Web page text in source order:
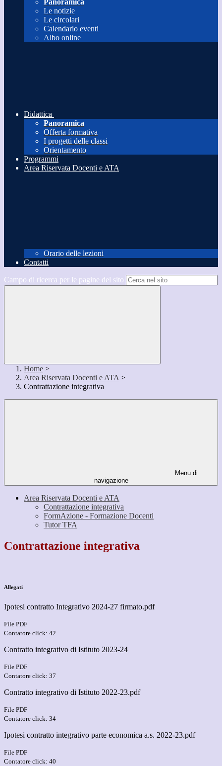
Panoramica
Le notizie
Le circolari
Calendario eventi
Albo online
Didattica
Panoramica
Offerta formativa
I progetti delle classi
Orientamento
Programmi
Area Riservata Docenti e ATA
Orario delle lezioni
Contatti
Campo di ricerca per le pagine del sito
Home >
Area Riservata Docenti e ATA >
Contrattazione integrativa
Menu di
navigazione
Area Riservata Docenti e ATA
Contrattazione integrativa
FormAzione - Formazione Docenti
Tutor TFA
Contrattazione integrativa
Allegati
Ipotesi contratto Integrativo 2024-27 firmato.pdf
File PDF
Contatore click: 42
Contratto integrativo di Istituto 2023-24
File PDF
Contatore click: 37
Contratto integrativo di Istituto 2022-23.pdf
File PDF
Contatore click: 34
Ipotesi contratto integrativo parte economica a.s. 2022-23.pdf
File PDF
Contatore click: 40